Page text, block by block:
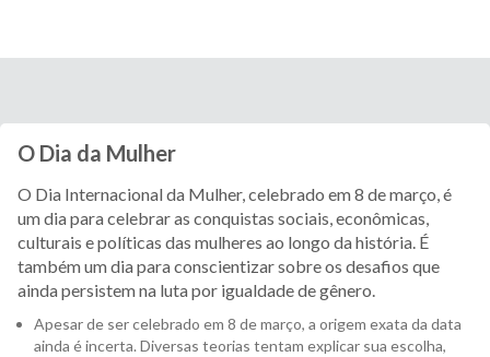
O Dia da Mulher
O Dia Internacional da Mulher, celebrado em 8 de março, é
um dia para celebrar as conquistas sociais, econômicas,
culturais e políticas das mulheres ao longo da história. É
também um dia para conscientizar sobre os desafios que
ainda persistem na luta por igualdade de gênero.
Apesar de ser celebrado em 8 de março, a origem exata da data
ainda é incerta. Diversas teorias tentam explicar sua escolha,